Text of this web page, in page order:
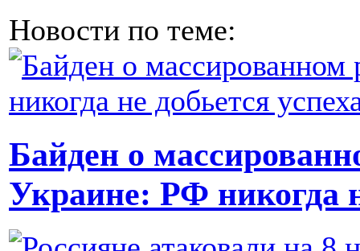
Новости по теме:
Байден о
Украине: РФ никогда